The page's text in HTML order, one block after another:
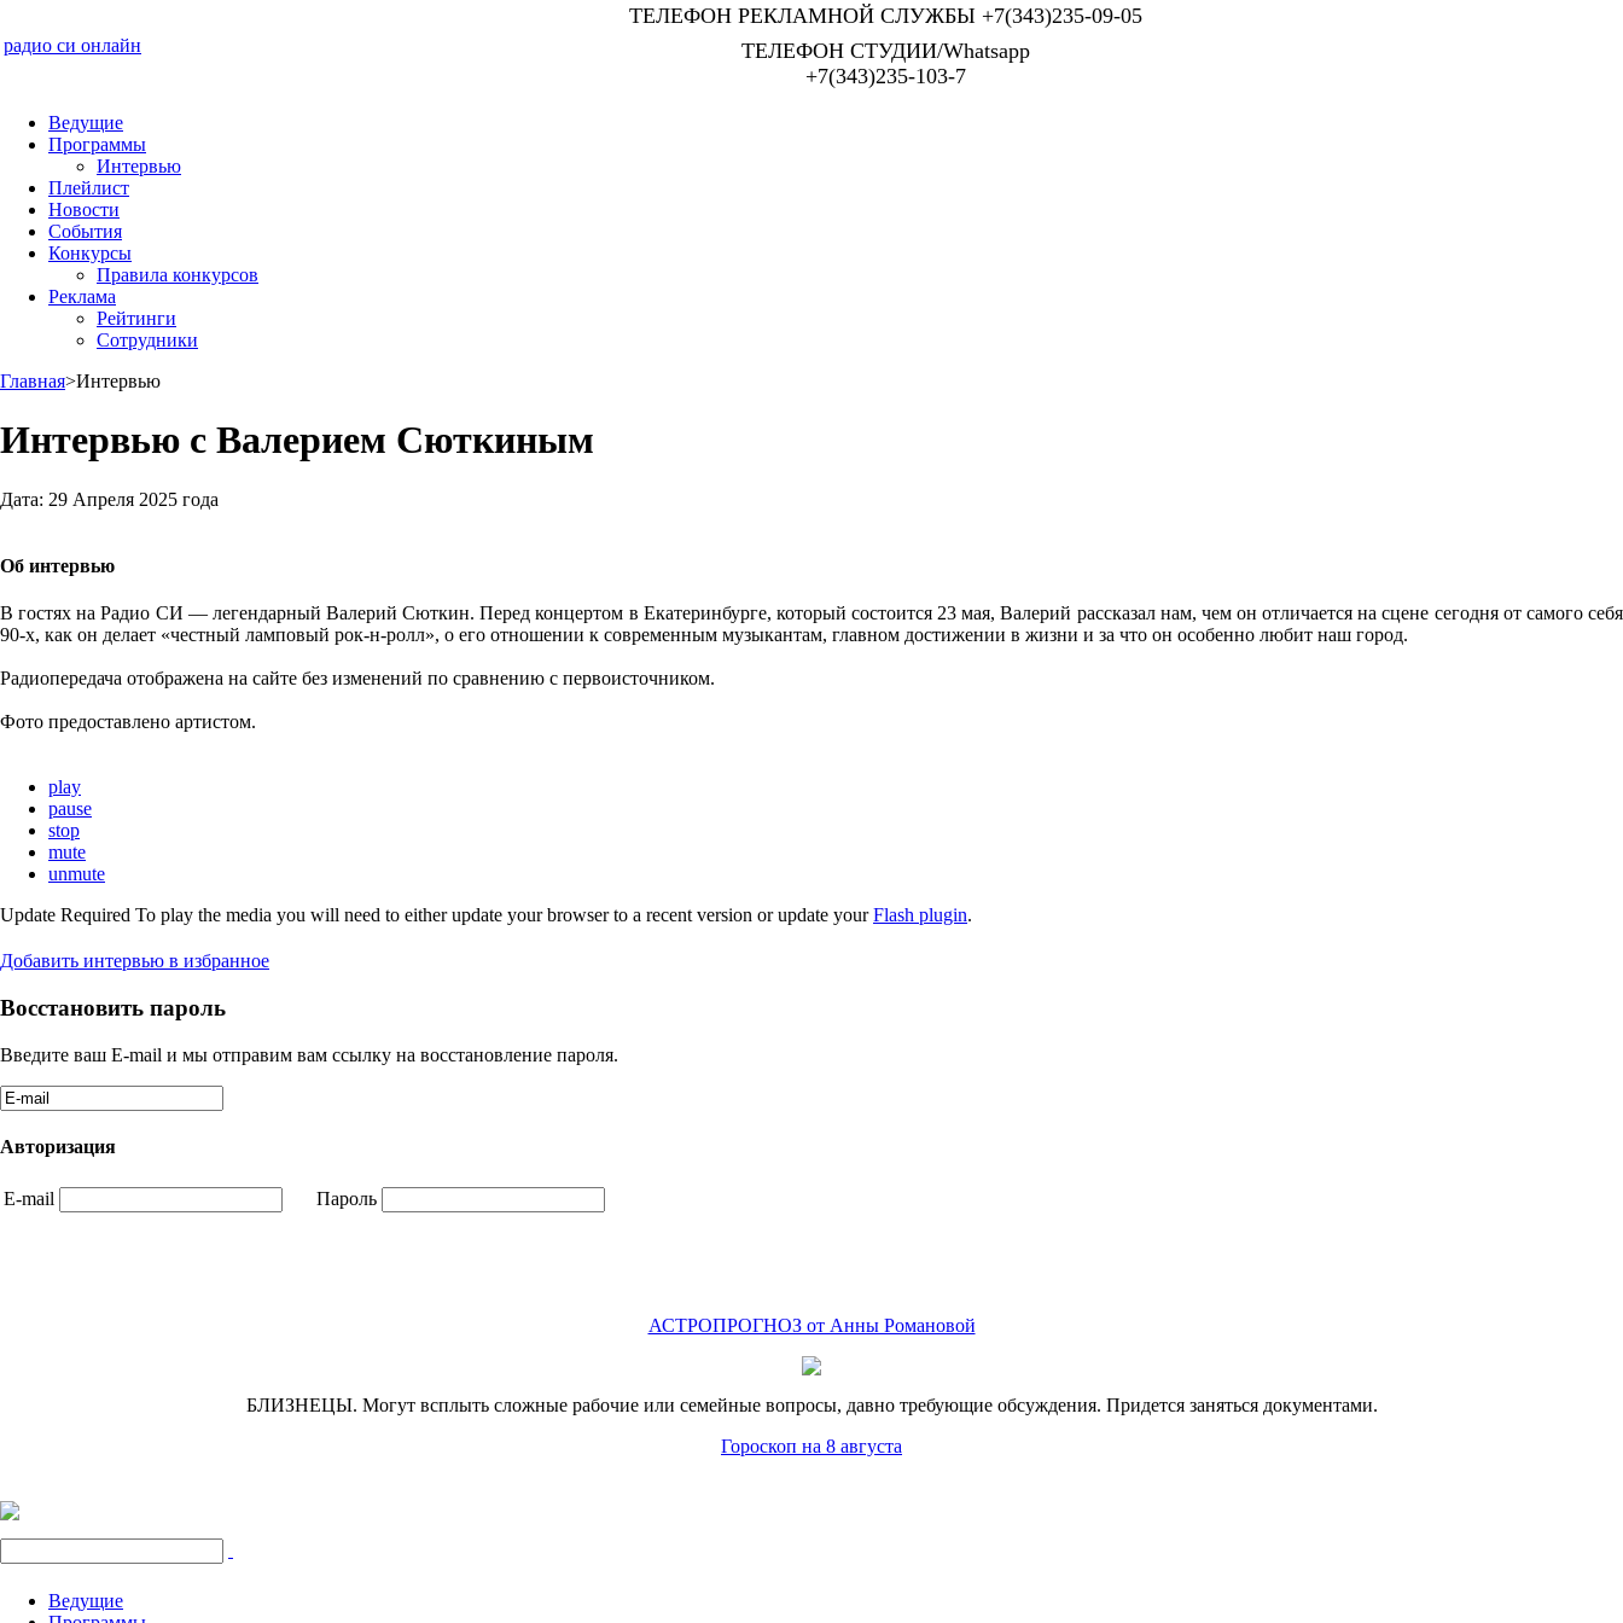
радио си онлайн
ТЕЛЕФОН РЕКЛАМНОЙ СЛУЖБЫ +7(343)235-09-05
ТЕЛЕФОН СТУДИИ/Whatsapp
+7(343)235-103-7
Ведущие
Программы
Интервью
Плейлист
Новости
События
Конкурсы
Правила конкурсов
Реклама
Рейтинги
Сотрудники
Главная>Интервью
Интервью с Валерием Сюткиным
Дата: 29 Апреля 2025 года
Об интервью
В гостях на Радио СИ — легендарный Валерий Сюткин. Перед концертом в Екатеринбурге, который состоится 23 мая, Валерий рассказал нам, чем он отличается на сцене сегодня от самого себя
90-х, как он делает «честный ламповый рок-н-ролл», о его отношении к современным музыкантам, главном достижении в жизни и за что он особенно любит наш город.
Радиопередача отображена на сайте без изменений по сравнению с первоисточником.
Фото предоставлено артистом.
play
pause
stop
mute
unmute
Update Required To play the media you will need to either update your browser to a recent version or update yourFlash plugin.
Добавить интервью в избранное
Восстановить пароль
Введите ваш E-mail и мы отправим вам ссылку на восстановление пароля.
Авторизация
E-mail Пароль
АСТРОПРОГНОЗ от Анны Романовой
БЛИЗНЕЦЫ. Могут всплыть сложные рабочие или семейные вопросы, давно требующие обсуждения. Придется заняться документами.
Гороскоп на 8 августа
Ведущие